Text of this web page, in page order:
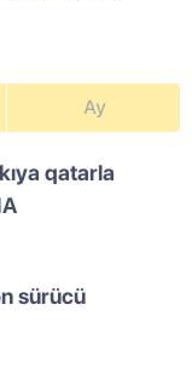
Ay
qatarla
sürücü